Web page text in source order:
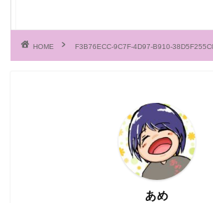
HOME F3B76ECC-9C7F-4D97-B910-
あめ